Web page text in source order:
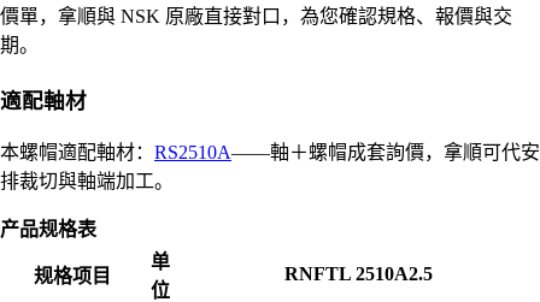
價單，拿順與 NSK 原廠直接對口，為您確認規格、報價與交
期。
適配軸材
本螺帽適配軸材： RS2510A——軸＋螺帽成套詢價，拿順可代安
排裁切與軸端加工。
产品规格表
规格项目
单
位
RNFTL 2510A2.5